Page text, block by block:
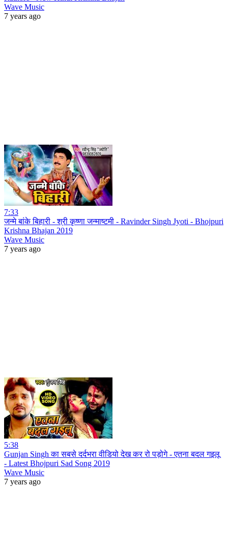
Wave Music
7 years ago
7:33
जन्मे बांके बिहारी - श्री कृष्णा जन्माष्टमी - Ravinder Singh Jyoti - Bhojpuri
Krishna Bhajan 2019
Wave Music
7 years ago
5:38
Gunjan Singh का सबसे दर्दभरा वीडियो देख कर रो पड़ोगे - एतना बदल गइलू
- Latest Bhojpuri Sad Song 2019
Wave Music
7 years ago